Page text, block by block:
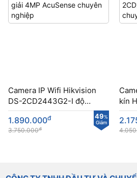
Camera IP Wifi Hikvision
DS-2CD2443G2-I độ
phân giải 4MP AcuSense
chuyên nghiệp
49%
Giảm
1.890.000đ
3.750.000đ
kín